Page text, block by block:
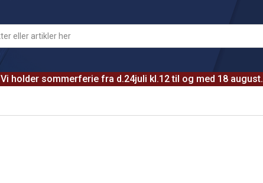
Vi holder sommerferie fra d.24juli kl.12 til og med 18 august.